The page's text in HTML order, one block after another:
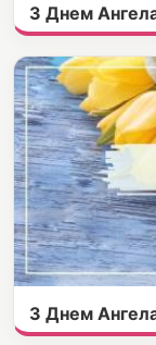
З Днем
З Днем